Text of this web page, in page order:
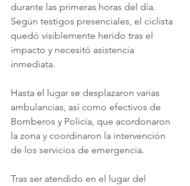
durante las primeras horas del día.
Según testigos presenciales, el ciclista
quedó visiblemente herido tras el
impacto y necesitó asistencia
inmediata.
Hasta el lugar se desplazaron varias
ambulancias, así como efectivos de
Bomberos y Policía, que acordonaron
la zona y coordinaron la intervención
de los servicios de emergencia.
Tras ser atendido en el lugar del